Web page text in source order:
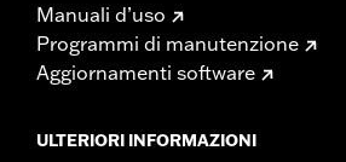
Manuali d’uso
Programmi di manutenzione
Aggiornamenti software
ULTERIORI INFORMAZIONI